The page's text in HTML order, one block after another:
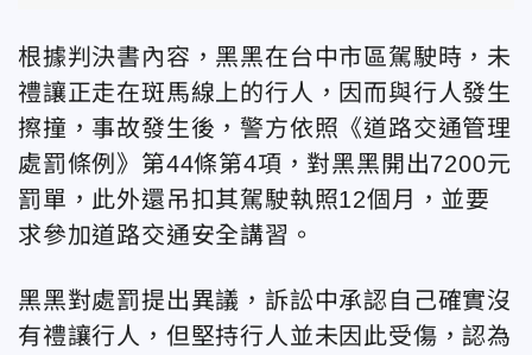
根據判決書內容，黑黑在台中市區駕駛時，未
禮讓正走在斑馬線上的行人，因而與行人發生
擦撞，事故發生後，警方依照《道路交通管理
處罰條例》第44條第4項，對黑黑開出7200元
罰單，此外還吊扣其駕駛執照12個月，並要
求參加道路交通安全講習。
黑黑對處罰提出異議，訴訟中承認自己確實沒
有禮讓行人，但堅持行人並未因此受傷，認為